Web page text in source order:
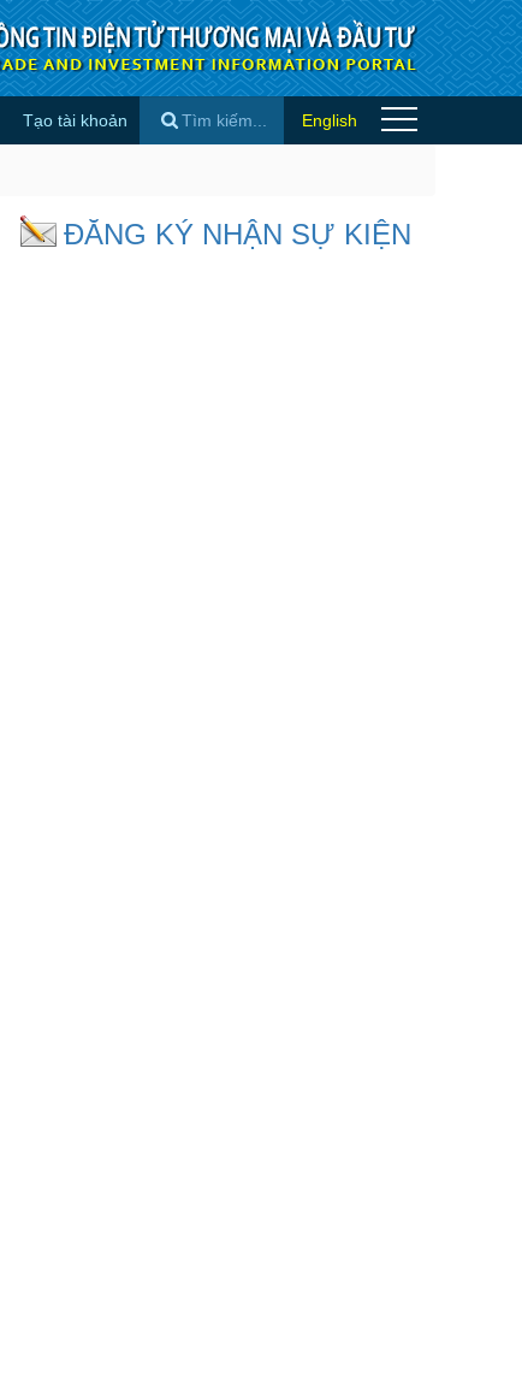
Tạo tài khoản English
ĐĂNG KÝ NHẬN SỰ KIỆN